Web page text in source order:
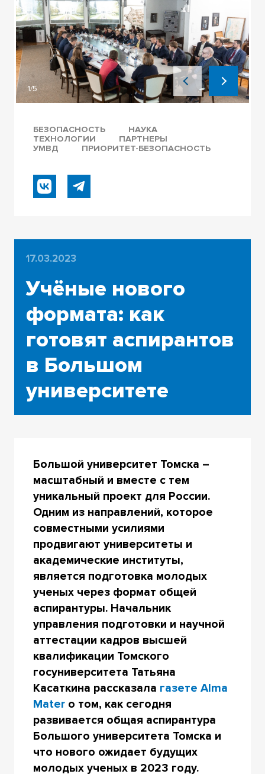
1/5
БЕЗОПАСНОСТЬ
НАУКА
ТЕХНОЛОГИИ
ПАРТНЕРЫ
УМВД
ПРИОРИТЕТ-БЕЗОПАСНОСТЬ
17.03.2023
Учёные нового
формата: как
готовят аспирантов
в Большом
университете
Большой университет Томска –
масштабный и вместе с тем
уникальный проект для России.
Одним из направлений, которое
совместными усилиями
продвигают университеты и
академические институты,
является подготовка молодых
ученых через формат общей
аспирантуры. Начальник
управления подготовки и научной
аттестации кадров высшей
квалификации Томского
госуниверситета Татьяна
Касаткина рассказала газете Alma
Materо том, как сегодня
развивается общая аспирантура
Большого университета Томска и
что нового ожидает будущих
молодых ученых в 2023 году.